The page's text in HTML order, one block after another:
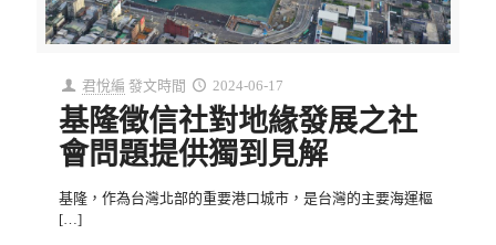
君悅編 發文時間 2024-06-17
基隆徵信社對地緣發展之社
會問題提供獨到見解
基隆，作為台灣北部的重要港口城市，是台灣的主要海運樞
[…]